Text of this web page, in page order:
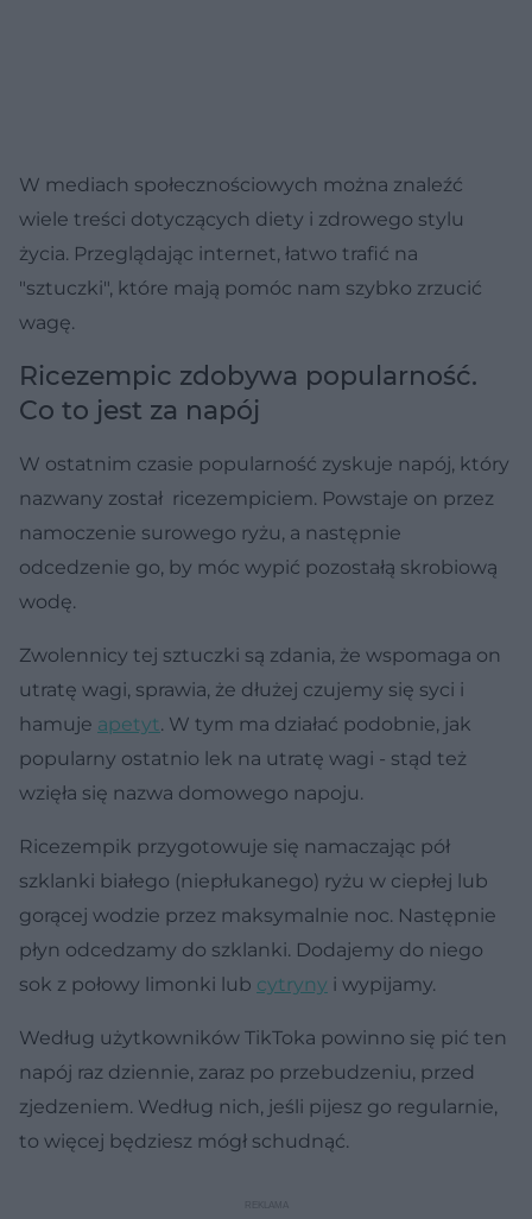
W mediach społecznościowych można znaleźć
wiele treści dotyczących diety i zdrowego stylu
życia. Przeglądając internet, łatwo trafić na
"sztuczki", które mają pomóc nam szybko zrzucić
wagę.
Ricezempic zdobywa popularność.
Co to jest za napój
W ostatnim czasie popularność zyskuje napój, który
nazwany został ricezempiciem. Powstaje on przez
namoczenie surowego ryżu, a następnie
odcedzenie go, by móc wypić pozostałą skrobiową
wodę.
Zwolennicy tej sztuczki są zdania, że wspomaga on
utratę wagi, sprawia, że dłużej czujemy się syci i
hamuje apetyt. W tym ma działać podobnie, jak
popularny ostatnio lek na utratę wagi - stąd też
wzięła się nazwa domowego napoju.
Ricezempik przygotowuje się namaczając pół
szklanki białego (niepłukanego) ryżu w ciepłej lub
gorącej wodzie przez maksymalnie noc. Następnie
płyn odcedzamy do szklanki. Dodajemy do niego
sok z połowy limonki lub cytryny i wypijamy.
Według użytkowników TikToka powinno się pić ten
napój raz dziennie, zaraz po przebudzeniu, przed
zjedzeniem. Według nich, jeśli pijesz go regularnie,
to więcej będziesz mógł schudnąć.